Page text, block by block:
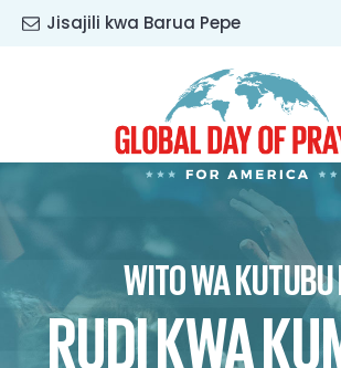
Jisajili kwa Barua Pepe
WITO WA KUTUBU
RUDI KWA